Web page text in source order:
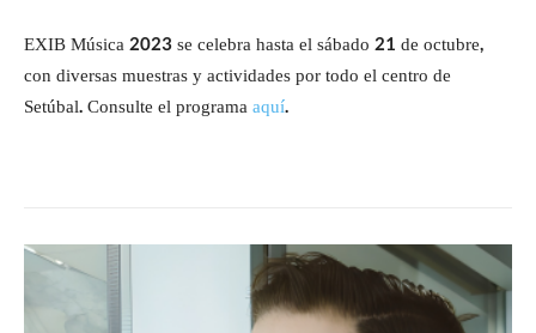
EXIB Música 2023 se celebra hasta el sábado 21 de octubre,
con diversas muestras y actividades por todo el centro de
Setúbal. Consulte el programaaquí.